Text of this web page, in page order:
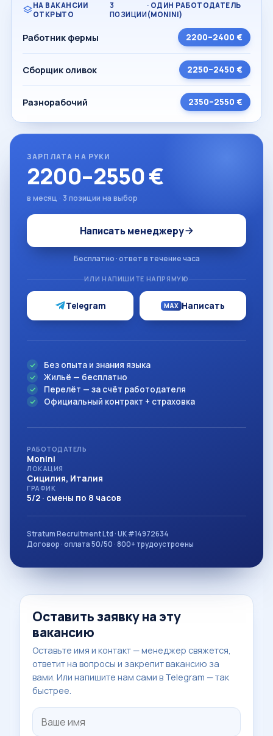
НА ВАКАНСИИ
ОТКРЫТО
3
ПОЗИЦИИ
· ОДИН РАБОТОДАТЕЛЬ
(MONINI)
Работник фермы 2200–2400 €
Сборщик оливок 2250–2450 €
Разнорабочий 2350–2550 €
Оставить заявку на эту
вакансию
Оставьте имя и контакт — менеджер свяжется,
ответит на вопросы и закрепит вакансию за
вами. Или напишите нам сами в Telegram — так
быстрее.
ЗАРПЛАТА НА РУКИ
2200–2550 €
в месяц · 3 позиции на выбор
Написать менеджеру
Бесплатно · ответ в течение часа
ИЛИ НАПИШИТЕ НАПРЯМУЮ
Telegram MAX Написать
Без опыта и знания языка
Жильё — бесплатно
Перелёт — за счёт работодателя
Официальный контракт + страховка
РАБОТОДАТЕЛЬ
Monini
ЛОКАЦИЯ
Сицилия, Италия
ГРАФИК
5/2 · смены по 8 часов
Stratum Recruitment Ltd · UK #14972634
Договор · оплата 50/50 · 800+ трудоустроены